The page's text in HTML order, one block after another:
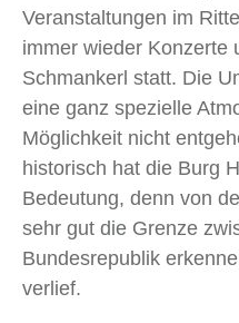
Veranstaltungen im
immer wieder Konzerte
Schmankerl statt. Die
eine ganz spezielle
Möglichkeit nicht
historisch hat die Burg
Bedeutung, denn von
sehr gut die Grenze
Bundesrepublik
verlief.